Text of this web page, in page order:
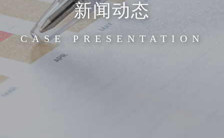
新闻动态
CASE PRESENTATION